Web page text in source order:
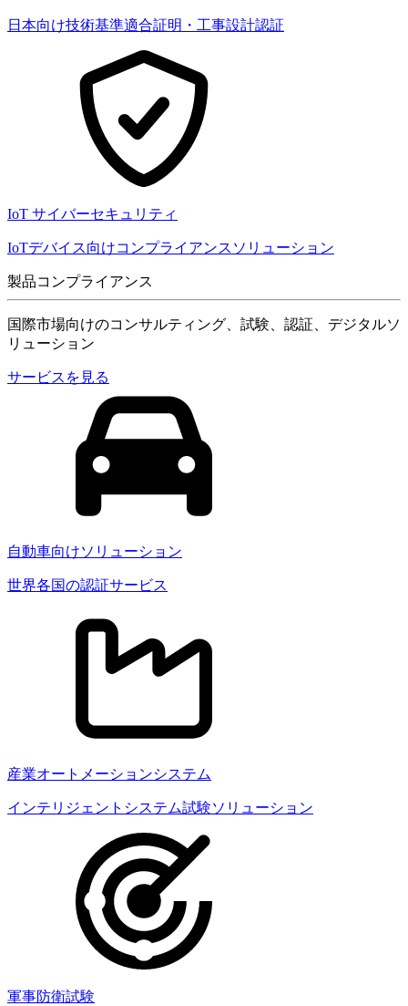
日本向け技術基準適合証明・工事設計認証
IoT サイバーセキュリティ
IoTデバイス向けコンプライアンスソリューション
製品コンプライアンス
国際市場向けのコンサルティング、試験、認証、デジタルソ
リューション
サービスを見る
自動車向けソリューション
世界各国の認証サービス
産業オートメーションシステム
インテリジェントシステム試験ソリューション
軍事防衛試験